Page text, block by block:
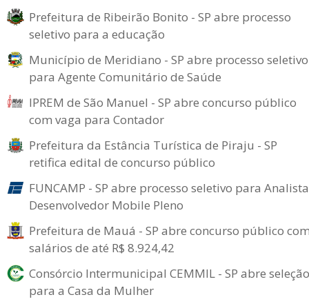
Prefeitura de Ribeirão Bonito - SP abre processo
seletivo para a educação
Município de Meridiano - SP abre processo seletivo
para Agente Comunitário de Saúde
IPREM de São Manuel - SP abre concurso público
com vaga para Contador
Prefeitura da Estância Turística de Piraju - SP
retifica edital de concurso público
FUNCAMP - SP abre processo seletivo para Analista
Desenvolvedor Mobile Pleno
Prefeitura de Mauá - SP abre concurso público
salários de até R$ 8.924,42
Consórcio Intermunicipal CEMMIL - SP abre seleção
para a Casa da Mulher